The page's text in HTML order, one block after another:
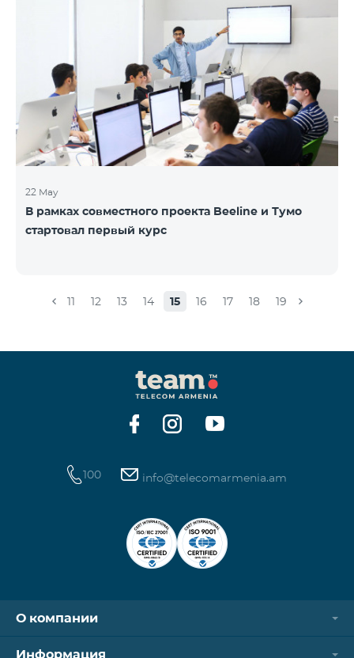
22 May
В рамках совместного проекта Beeline и Тумо
стартовал первый курс
11 12 13 14 15 16 17 18 19
100 info@telecomarmenia.am
О компании
Информация